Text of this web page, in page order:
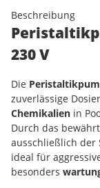
Beschreibung
230 V
Die
zuverlässige
Chemikalien in
Durch das
ausschließlich der
ideal für
besonders